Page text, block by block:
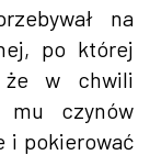
na
po której
że w chwili
mu czynów
i pokierować